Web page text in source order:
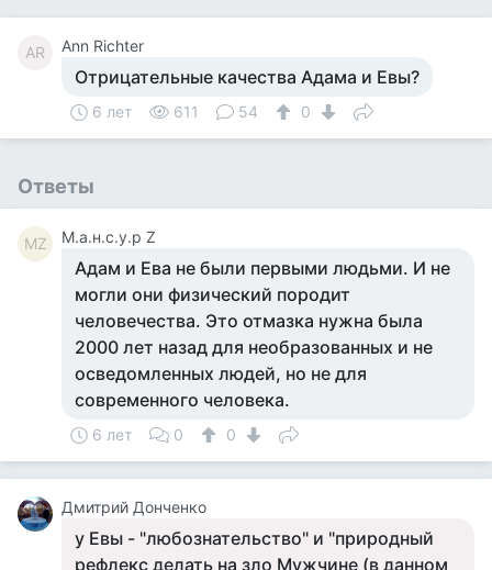
AR Ann Richter
Отрицательные качества Адама и Евы?
6 лет 611 54 0
Ответы
МZ М.а.н.с.у.р Z
Адам и Ева не были первыми людьми. И не
могли они физический породит
человечества. Это отмазка нужна была
2000 лет назад для необразованных и не
осведомленных людей, но не для
современного человека.
6 лет 0 0
Дмитрий Донченко
у Евы - "любознательство" и "природный
рефлекс делать на зло Мужчине (в данном